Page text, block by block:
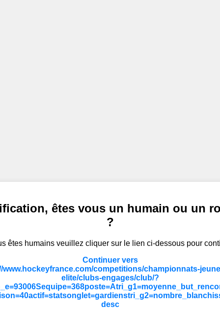
êtes vous un humain ou un
?
êtes humains veuillez cliquer sur le lien ci-dessous pour
Continuer vers
www.hockeyfrance.com/competitions/championnats-
elite/clubs-engages/club/?
desc